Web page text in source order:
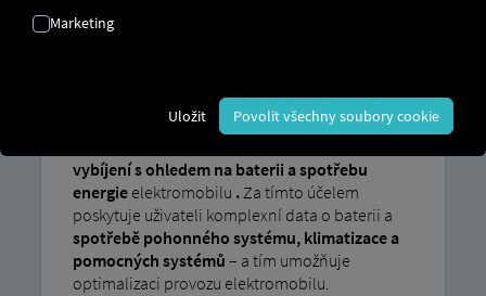
Optimalizované využití baterie s
Kromě možností správy nabíjení MAN eManager
S nabízí MAN eManager M Aplikace nabízí
vybíjení s ohledem na baterii a spotřebu
energieelektromobilu .Za tímto účelem
poskytuje uživateli komplexní data o baterii a
spotřebě pohonného systému, klimatizace a
pomocných systémů – a tím umožňuje
optimalizaci provozu elektromobilu.
Marketing
Uložit Povolit všechny soubory cookie